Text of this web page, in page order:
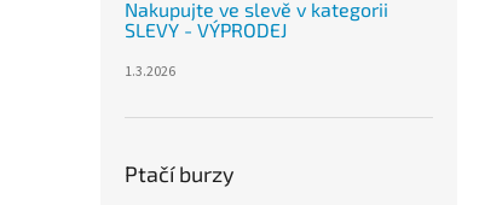
Nakupujte ve slevě v kategorii
SLEVY - VÝPRODEJ
1.3.2026
Ptačí burzy